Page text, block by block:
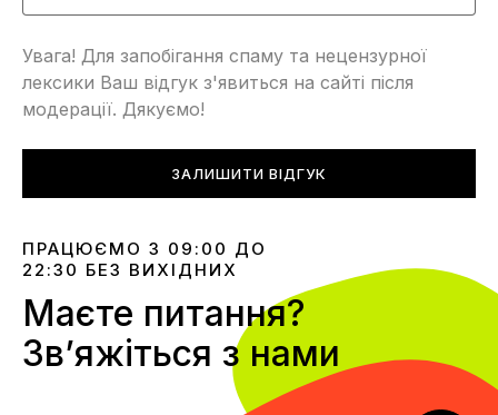
Увага! Для запобігання спаму та нецензурної
лексики Ваш відгук з'явиться на сайті після
модерації. Дякуємо!
ЗАЛИШИТИ ВІДГУК
ПРАЦЮЄМО З 09:00 ДО
22:30 БЕЗ ВИХІДНИХ
Маєте питання?
Звʼяжіться з нами